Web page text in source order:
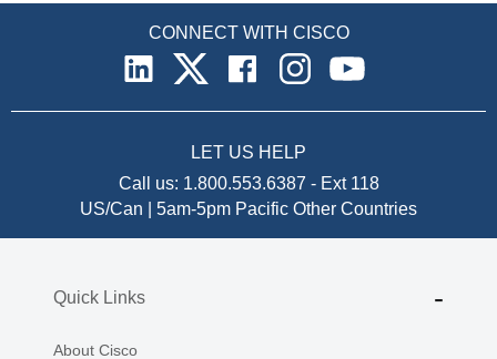
CONNECT WITH CISCO
LET US HELP
Call us: 1.800.553.6387 - Ext 118
US/Can | 5am-5pm Pacific Other Countries